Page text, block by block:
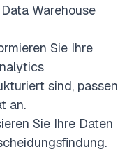
Warehouse
Sie Ihre
sind, passen
an.
Sie Ihre Daten